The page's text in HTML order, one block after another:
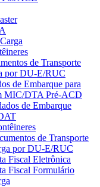
de Transporte
por DU-E/RUC
de Embarque para
MIC/DTA Pré-ACD
de Embarque
de Transporte
por DU-E/RUC
Fiscal Eletrônica
Fiscal Formulário